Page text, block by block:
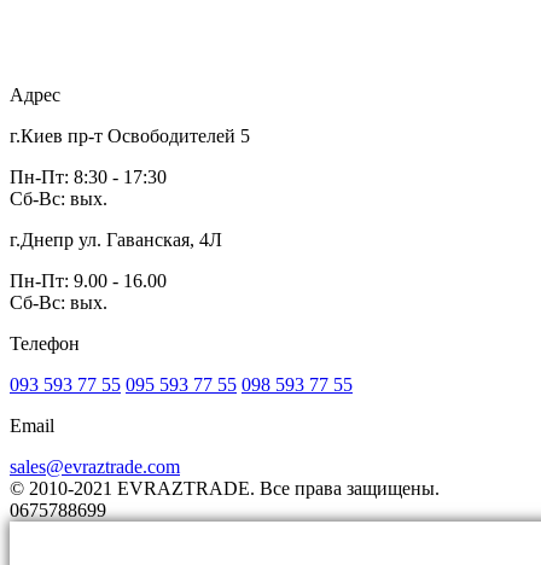
Адрес
г.Киев пр-т Освободителей 5
Пн-Пт: 8:30 - 17:30
Сб-Вс: вых.
г.Днепр ул. Гаванская, 4Л
Пн-Пт: 9.00 - 16.00
Сб-Вс: вых.
Телефон
093 593 77 55 095 593 77 55 098 593 77 55
Email
sales@evraztrade.com
© 2010-2021 EVRAZTRADE. Все права защищены.
0675788699